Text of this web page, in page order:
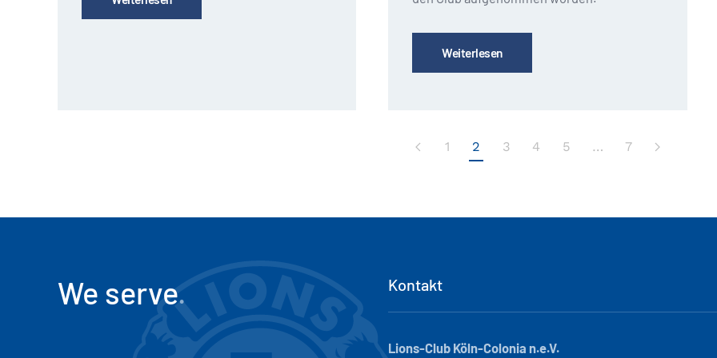
Weiterlesen
1 2 3 4 5 … 7
We serve. Kontakt
Lions-Club Köln-Colonia n.e.V.